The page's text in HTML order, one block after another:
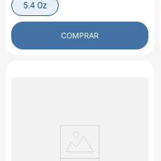
5.4 Oz
COMPRAR